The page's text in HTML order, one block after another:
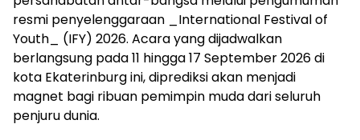
resmi penyelenggaraan _International Festival of
Youth_ (IFY) 2026. Acara yang dijadwalkan
berlangsung pada 11 hingga 17 September 2026 di
kota Ekaterinburg ini, diprediksi akan menjadi
magnet bagi ribuan pemimpin muda dari seluruh
penjuru dunia.